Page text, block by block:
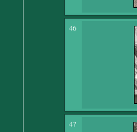
46
47